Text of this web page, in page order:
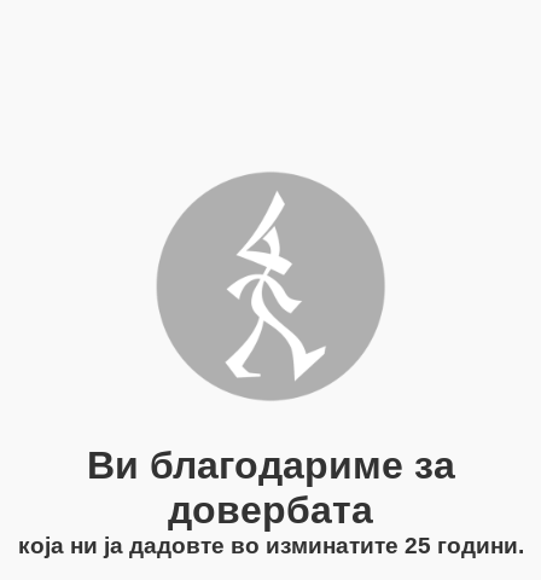
Ви благодариме за
довербата
која ни ја дадовте во изминатите 25 години.